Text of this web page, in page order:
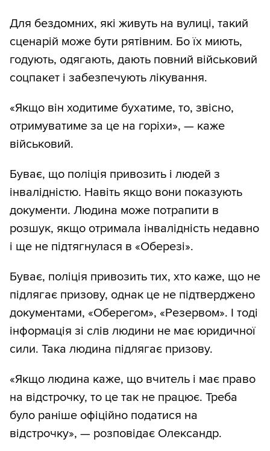
Для бездомних, які живуть на вулиці, такий
сценарій може бути рятівним. Бо їх миють,
годують, одягають, дають повний військовий
соцпакет і забезпечують лікування.
«Якщо він ходитиме бухатиме, то, звісно,
отримуватиме за це на горіхи», — каже
військовий.
Буває, що поліція привозить і людей з
інвалідністю. Навіть якщо вони показують
документи. Людина може потрапити в
розшук, якщо отримала інвалідність недавно
і ще не підтягнулася в «Оберезі».
Буває, поліція привозить тих, хто каже, що не
підлягає призову, однак це не підтверджено
документами, «Оберегом», «Резервом». І тоді
інформація зі слів людини не має юридичної
сили. Така людина підлягає призову.
«Якщо людина каже, що вчитель і має право
на відстрочку, то це так не працює. Треба
було раніше офіційно податися на
відстрочку», — розповідає Олександр.